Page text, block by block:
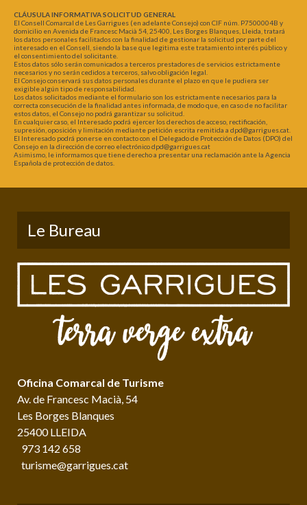
CLÁUSULA INFORMATIVA SOLICITUD GENERAL
El Consell Comarcal de Les Garrigues (en adelante Consejo) con CIF núm. P7500004B y
domicilio en Avenida de Francesc Macià 54, 25400, Les Borges Blanques, Lleida, tratará
los datos personales facilitados con la finalidad de gestionar la solicitud por parte del
interesado en el Consell, siendo la base que legitima este tratamiento interés público y
el consentimiento del solicitante.
Estos datos sólo serán comunicados a terceros prestadores de servicios estrictamente
necesarios y no serán cedidos a terceros, salvo obligación legal.
El Consejo conservará sus datos personales durante el plazo en que le pudiera ser
exigible algún tipo de responsabilidad.
Los datos solicitados mediante el formulario son los estrictamente necesarios para la
correcta consecución de la finalidad antes informada, de modo que, en caso de no facilitar
estos datos, el Consejo no podrá garantizar su solicitud.
En cualquier caso, el Interesado podrá ejercer los derechos de acceso, rectificación,
supresión, oposición y limitación mediante petición escrita remitida a dpd@garrigues.cat.
El Interesado podrá ponerse en contacto con el Delegado de Protección de Datos (DPO) del
Consejo en la dirección de correo electrónico dpd@garrigues.cat
Asimismo, le informamos que tiene derecho a presentar una reclamación ante la Agencia
Española de protección de datos.
Le Bureau
Oficina Comarcal de Turisme
Av. de Francesc Macià, 54
Les Borges Blanques
25400 LLEIDA
973 142 658
turisme@garrigues.cat